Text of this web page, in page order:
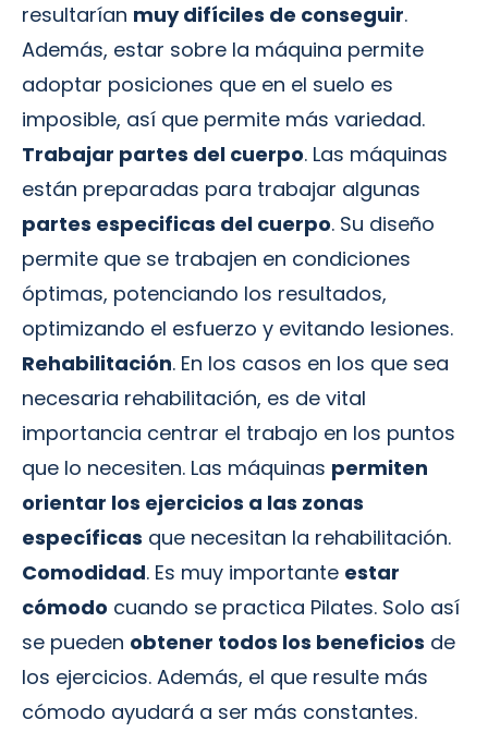
resultarían muy difíciles de conseguir.
Además, estar sobre la máquina permite
adoptar posiciones que en el suelo es
imposible, así que permite más variedad.
Trabajar partes del cuerpo. Las máquinas
están preparadas para trabajar algunas
partes especificas del cuerpo. Su diseño
permite que se trabajen en condiciones
óptimas, potenciando los resultados,
optimizando el esfuerzo y evitando lesiones.
Rehabilitación. En los casos en los que sea
necesaria rehabilitación, es de vital
importancia centrar el trabajo en los puntos
que lo necesiten. Las máquinas permiten
orientar los ejercicios a las zonas
específicas que necesitan la rehabilitación.
Comodidad. Es muy importante estar
cómodo cuando se practica Pilates. Solo así
se pueden obtener todos los beneficios de
los ejercicios. Además, el que resulte más
cómodo ayudará a ser más constantes.